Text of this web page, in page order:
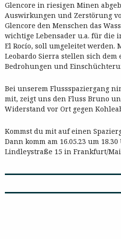
Glencore in riesigen Minen
Auswirkungen und Zerstörung
Glencore den Menschen das
wichtige Lebensader u.a. für die
El Rocío, soll umgeleitet werden.
Leobardo Sierra stellen sich dem
Bedrohungen und
Bei unserem Flussspaziergang
mit, zeigt uns den Fluss Bruno
Widerstand vor Ort gegen
Kommst du mit auf einen
Dann komm am 16.05.23 um
Lindleystraße 15 in Frankfurt/